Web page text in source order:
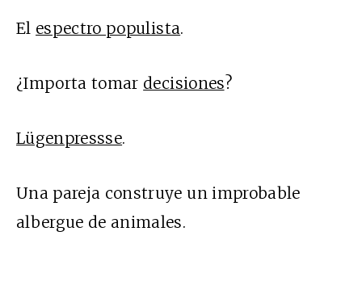
El espectro populista.
¿Importa tomar decisiones?
Lügenpressse.
Una pareja construye un improbable
albergue de animales.